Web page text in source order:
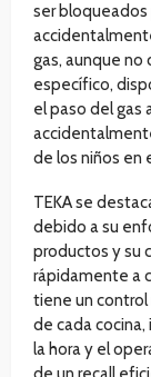
ser bloqueados
gas, aunque
específico,
el paso del gas
de los niños en
TEKA se
debido a su
productos y su
rápidamente a
tiene un control
de cada
la hora y el